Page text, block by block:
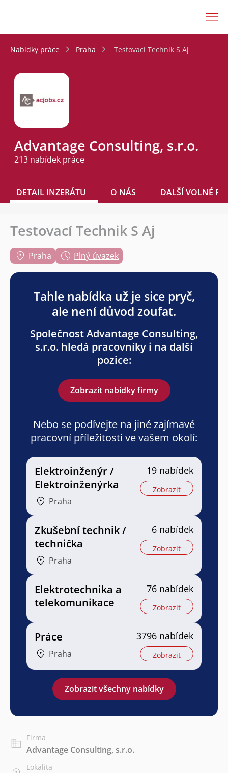
Nabídky práce Praha Testovací Technik S Aj
Advantage Consulting, s.r.o.
213 nabídek práce
DETAIL INZERÁTU O NÁS DALŠÍ VOLNÉ
Testovací Technik S Aj
Praha Plný úvazek
Tahle nabídka už je sice pryč,
ale není důvod zoufat.
Společnost Advantage Consulting,
s.r.o. hledá pracovníky i na další
pozice:
Zobrazit nabídky firmy
Nebo se podívejte na jiné zajímavé
pracovní příležitosti ve vašem okolí:
Elektroinženýr /
Elektroinženýrka
Praha
19 nabídek
Zobrazit
Zkušební technik /
technička
Praha
6 nabídek
Zobrazit
Elektrotechnika a
telekomunikace
76 nabídek
Zobrazit
Práce
Praha
3796 nabídek
Zobrazit
Zobrazit všechny nabídky
Firma
Advantage Consulting, s.r.o.
Lokalita